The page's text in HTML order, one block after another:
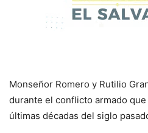
Monseñor Romero y Rutilio
durante el conflicto armado
últimas décadas del siglo